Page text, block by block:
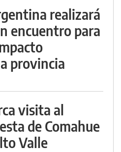
realizará
encuentro para
provincia
visita al
de Comahue
Valle